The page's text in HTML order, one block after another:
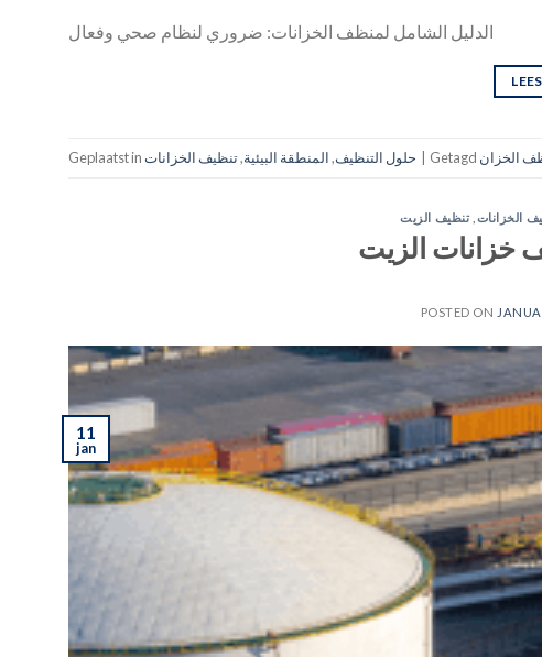
الدليل الشامل لمنظف الخزانات: ضروري لنظام صحي وفعال
Geplaatst in حلول التنظيف,المنطقة البيئية,تنظيف الخزانات Getagd الخزان
الخزانات تنظيف الزيت
خزانات الزيت
POSTED ON
11
jan